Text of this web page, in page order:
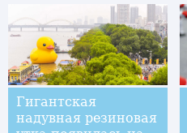
Гигантская
надувная резиновая